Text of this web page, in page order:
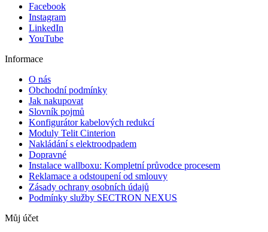
Facebook
Instagram
LinkedIn
YouTube
Informace
O nás
Obchodní podmínky
Jak nakupovat
Slovník pojmů
Konfigurátor kabelových redukcí
Moduly Telit Cinterion
Nakládání s elektroodpadem
Dopravné
Instalace wallboxu: Kompletní průvodce procesem
Reklamace a odstoupení od smlouvy
Zásady ochrany osobních údajů
Podmínky služby SECTRON NEXUS
Můj účet